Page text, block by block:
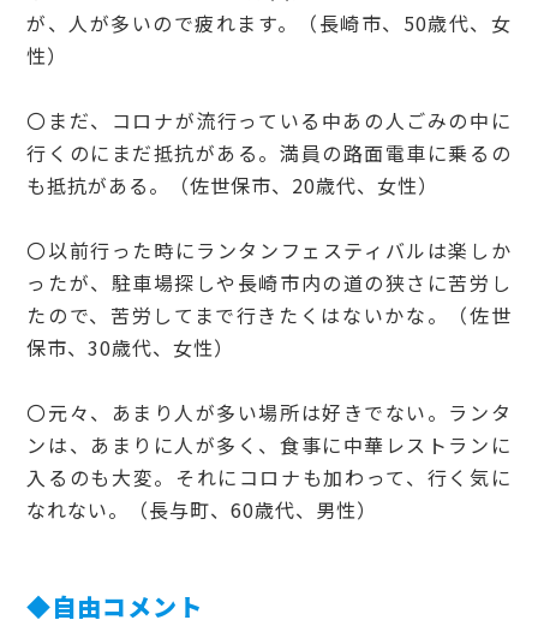
が、人が多いので疲れます。（長崎市、50歳代、女
性）
〇まだ、コロナが流行っている中あの人ごみの中に
行くのにまだ抵抗がある。満員の路面電車に乗るの
も抵抗がある。（佐世保市、20歳代、女性）
〇以前行った時にランタンフェスティバルは楽しか
ったが、駐車場探しや長崎市内の道の狭さに苦労し
たので、苦労してまで行きたくはないかな。（佐世
保市、30歳代、女性）
〇元々、あまり人が多い場所は好きでない。ランタ
ンは、あまりに人が多く、食事に中華レストランに
入るのも大変。それにコロナも加わって、行く気に
なれない。（長与町、60歳代、男性）
◆自由コメント